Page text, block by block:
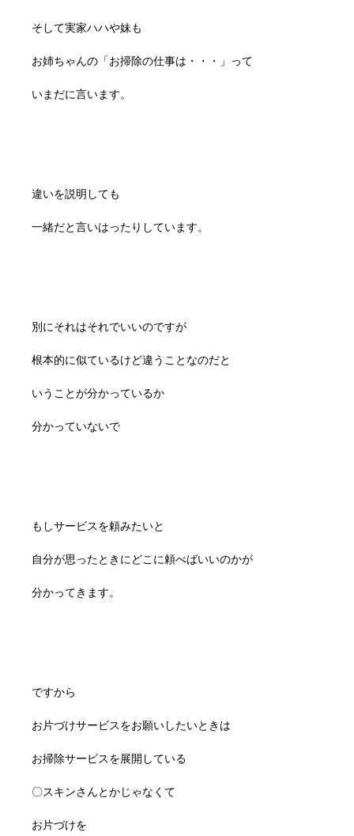
そして実家ハハや妹も
お姉ちゃんの「お掃除の仕事は・・・」って
いまだに言います。
違いを説明しても
一緒だと言いはったりしています。
別にそれはそれでいいのですが
根本的に似ているけど違うことなのだと
いうことが分かっているか
分かっていないで
もしサービスを頼みたいと
自分が思ったときにどこに頼べばいいのかが
分かってきます。
ですから
お片づけサービスをお願いしたいときは
お掃除サービスを展開している
〇スキンさんとかじゃなくて
お片づけを